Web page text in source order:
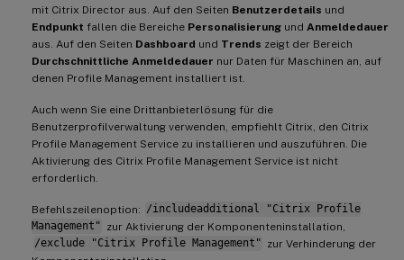
mit Citrix Director aus. Auf den Seiten Benutzerdetails und
Endpunkt fallen die Bereiche Personalisierung und Anmeldedauer
aus. Auf den Seiten Dashboard und Trends zeigt der Bereich
Durchschnittliche Anmeldedauer nur Daten für Maschinen an, auf
denen Profile Management installiert ist.
Auch wenn Sie eine Drittanbieterlösung für die
Benutzerprofilverwaltung verwenden, empfiehlt Citrix, den Citrix
Profile Management Service zu installieren und auszuführen. Die
Aktivierung des Citrix Profile Management Service ist nicht
erforderlich.
Befehlszeilenoption: /includeadditional "Citrix Profile
Management" zur Aktivierung der Komponenteninstallation,
/exclude "Citrix Profile Management" zur Verhinderung der